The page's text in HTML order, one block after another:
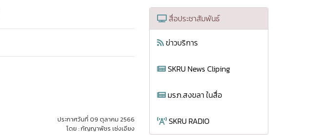
ประกาศวันที่ 09 ตุลาคม 2566
โดย : กัญญาพัชร เซ่งเอียง
สื่อประชาสัมพันธ์
ข่าวบริการ
SKRU News Cliping
มรภ.สงขลา ในสื่อ
SKRU RADIO